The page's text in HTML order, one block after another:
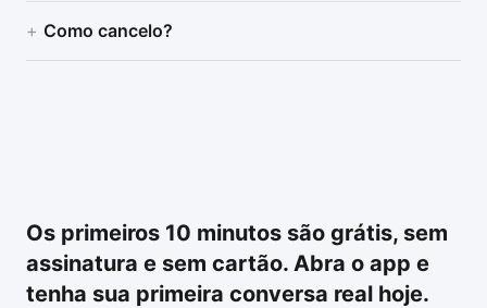
Como cancelo?
Os primeiros 10 minutos são grátis, sem
assinatura e sem cartão. Abra o app e
tenha sua primeira conversa real hoje.